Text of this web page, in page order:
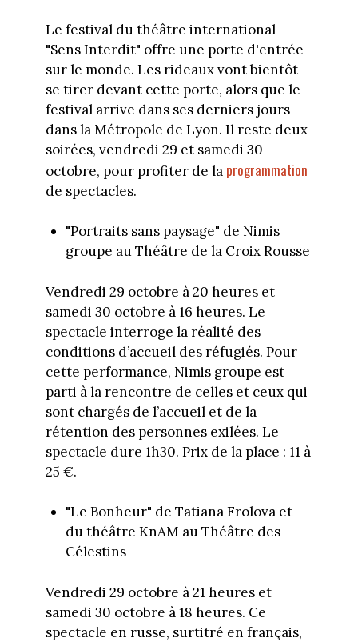
Le festival du théâtre international
"Sens Interdit" offre une porte d'entrée
sur le monde. Les rideaux vont bientôt
se tirer devant cette porte, alors que le
festival arrive dans ses derniers jours
dans la Métropole de Lyon. Il reste deux
soirées, vendredi 29 et samedi 30
octobre, pour profiter de la programmation
de spectacles.
"Portraits sans paysage" de Nimis
groupe au Théâtre de la Croix Rousse
Vendredi 29 octobre à 20 heures et
samedi 30 octobre à 16 heures. Le
spectacle interroge la réalité des
conditions d’accueil des réfugiés. Pour
cette performance, Nimis groupe est
parti à la rencontre de celles et ceux qui
sont chargés de l’accueil et de la
rétention des personnes exilées. Le
spectacle dure 1h30. Prix de la place : 11 à
25 €.
"Le Bonheur" de Tatiana Frolova et
du théâtre KnAM au Théâtre des
Célestins
Vendredi 29 octobre à 21 heures et
samedi 30 octobre à 18 heures. Ce
spectacle en russe, surtitré en français,